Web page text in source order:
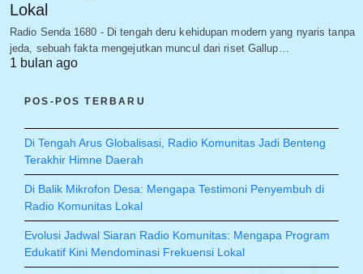
Lokal
Radio Senda 1680 - Di tengah deru kehidupan modern yang nyaris tanpa
jeda, sebuah fakta mengejutkan muncul dari riset Gallup…
1 bulan ago
POS-POS TERBARU
Di Tengah Arus Globalisasi, Radio Komunitas Jadi Benteng
Terakhir Himne Daerah
Di Balik Mikrofon Desa: Mengapa Testimoni Penyembuh di
Radio Komunitas Lokal
Evolusi Jadwal Siaran Radio Komunitas: Mengapa Program
Edukatif Kini Mendominasi Frekuensi Lokal